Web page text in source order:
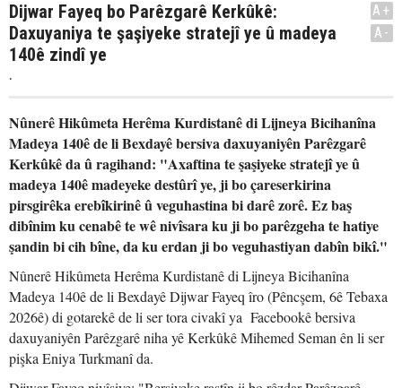
Dijwar Fayeq bo Parêzgarê Kerkûkê:
Daxuyaniya te şaşiyeke stratejî ye û madeya
140ê zindî ye
.
A+
A-
Nûnerê Hikûmeta Herêma Kurdistanê di Lijneya Bicihanîna
Madeya 140ê de li Bexdayê bersiva daxuyaniyên Parêzgarê
Kerkûkê da û ragihand: "Axaftina te şaşiyeke stratejî ye û
madeya 140ê madeyeke destûrî ye, ji bo çareserkirina
pirsgirêka erebîkirinê û veguhastina bi darê zorê. Ez baş
dibînim ku cenabê te wê nivîsara ku ji bo parêzgeha te hatiye
şandin bi cih bîne, da ku erdan ji bo veguhastiyan dabîn bikî."
Nûnerê Hikûmeta Herêma Kurdistanê di Lijneya Bicihanîna
Madeya 140ê de li Bexdayê Dijwar Fayeq îro (Pêncşem, 6ê Tebaxa
2026ê) di gotarekê de li ser tora civakî ya Facebookê bersiva
daxuyaniyên Parêzgarê niha yê Kerkûkê Mihemed Seman ên li ser
pişka Eniya Turkmanî da.